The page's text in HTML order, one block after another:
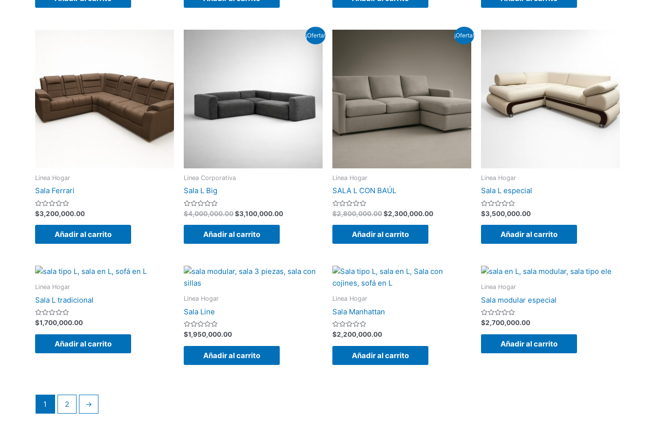
Linea Hogar
Sala Ferrari
Valorado
con
0
$3,200,000.00
Añadir al carrito
¡Oferta!
Linea Corporativa
Sala L Big
Valorado
con
0
$4,000,000.00$3,100,000.00
Añadir al carrito
¡Oferta!
Linea Hogar
SALA L CON BAÚL
Valorado
con
0
$2,800,000.00$2,300,000.00
Añadir al carrito
Linea Hogar
Sala L especial
Valorado
con
0
$3,500,000.00
Añadir al carrito
Linea Hogar
Sala L tradicional
Valorado
con
0
$1,700,000.00
Añadir al carrito
Linea Hogar
Sala Line
Valorado
con
0
$1,950,000.00
Añadir al carrito
Linea Hogar
Sala Manhattan
Valorado
con
0
$2,200,000.00
Añadir al carrito
Linea Hogar
Sala modular especial
Valorado
con
0
$2,700,000.00
Añadir al carrito
1 2 →